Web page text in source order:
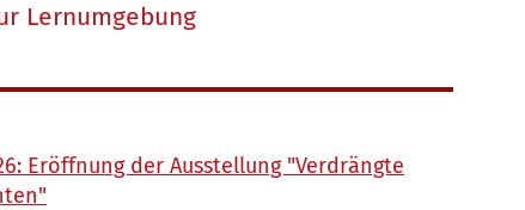
Lernumgebung
Eröffnung der Ausstellung "Verdrängte